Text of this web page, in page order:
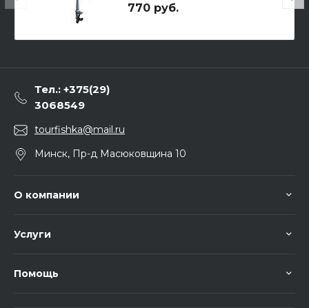
770 руб.
Тел.: +375(29)
3068549
tourfishka@mail.ru
Минск, Пр-д Масюковщина 10
О компании
Услуги
Помощь